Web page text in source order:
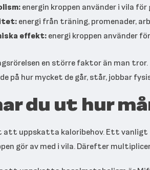
energin kroppen använder i vila
energi från träning, promenader,
effekt:energi kroppen använder
en större faktor än man
på hur mycket de går, står, jobbar
du ut hur
att uppskatta kaloribehov. Ett
gör av med i vila. Därefter